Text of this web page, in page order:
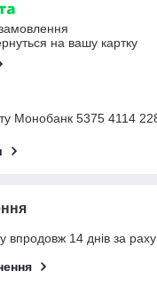
на вашу картку
Монобанк 5375 4114
впродовж 14 днів за